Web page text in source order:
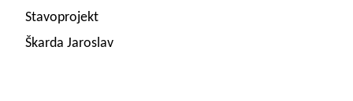
Stavoprojekt
Škarda Jaroslav